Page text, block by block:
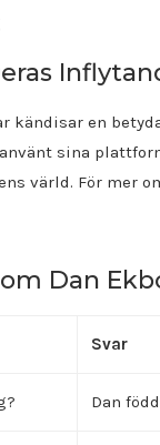
kändisar en
använt sina
värld. För mer
Dan
Svar
Dan